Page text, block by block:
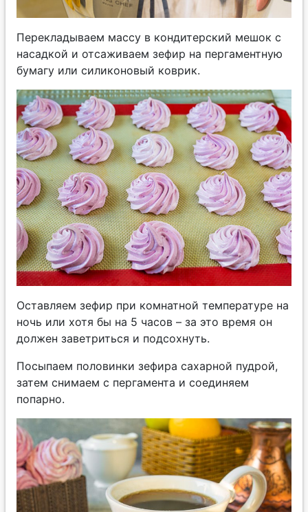
Перекладываем массу в кондитерский мешок с
насадкой и отсаживаем зефир на пергаментную
бумагу или силиконовый коврик.
Оставляем зефир при комнатной температуре на
ночь или хотя бы на 5 часов – за это время он
должен заветриться и подсохнуть.
Посыпаем половинки зефира сахарной пудрой,
затем снимаем с пергамента и соединяем
попарно.